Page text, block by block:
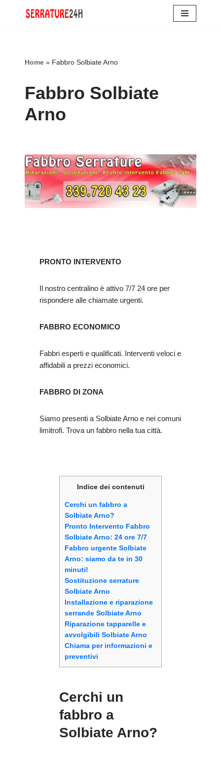
Home » Fabbro Solbiate Arno
Fabbro Solbiate
Arno
PRONTO INTERVENTO
Il nostro centralino è attivo 7/7 24 ore per
rispondere alle chiamate urgenti.
FABBRO ECONOMICO
Fabbri esperti e qualificati. Interventi veloci e
affidabili a prezzi economici.
FABBRO DI ZONA
Siamo presenti a Solbiate Arno e nei comuni
limitrofi. Trova un fabbro nella tua città.
Indice dei contenuti
Cerchi un fabbro a
Solbiate Arno?
Pronto Intervento Fabbro
Solbiate Arno: 24 ore 7/7
Fabbro urgente Solbiate
Arno: siamo da te in 30
minuti!
Sostituzione serrature
Solbiate Arno
Installazione e riparazione
serrande Solbiate Arno
Riparazione tapparelle e
avvolgibili Solbiate Arno
Chiama per informazioni e
preventivi
Cerchi un
fabbro a
Solbiate Arno?